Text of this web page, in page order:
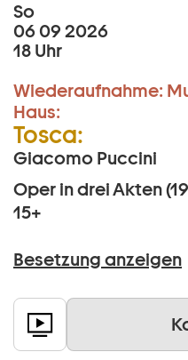
So
06 09 2026
18 Uhr
Wiederaufnahme:
Haus:
Tosca:
Giacomo Puccini
Oper in drei Akten
15+
Besetzung anzeigen